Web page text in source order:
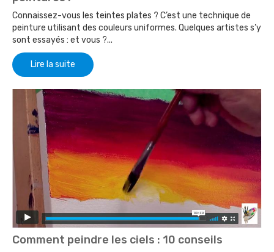
Connaissez-vous les teintes plates ? C’est une technique de
peinture utilisant des couleurs uniformes. Quelques artistes s’y
sont essayés : et vous ?...
Lire la suite
Comment peindre les ciels : 10 conseils